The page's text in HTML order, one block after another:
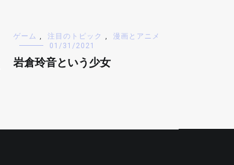
ゲーム 注目のトピック
漫画とアニメ
01/31/2021
岩倉玲音という少女